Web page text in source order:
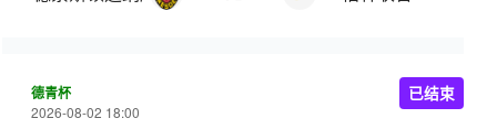
德青杯
2026-08-02 18:00
已结束